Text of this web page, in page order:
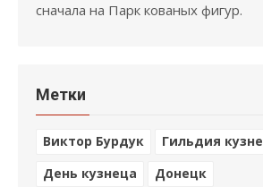
сначала на Парк кованых фигур.
Метки
Виктор Бурдук
Гильдия
День кузнеца
Донецк